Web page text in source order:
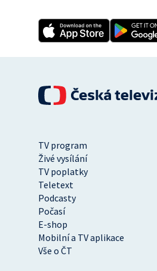
TV program
Živé vysílání
TV poplatky
Teletext
Podcasty
Počasí
E-shop
Mobilní a TV aplikace
Vše o ČT